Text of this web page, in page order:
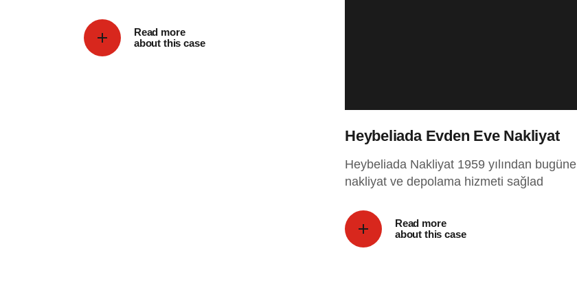
Read more
about this case
Heybeliada Evden Eve Nakliyat
Heybeliada Nakliyat 1959 yılından bugüne
nakliyat ve depolama hizmeti sağlad
Read more
about this case